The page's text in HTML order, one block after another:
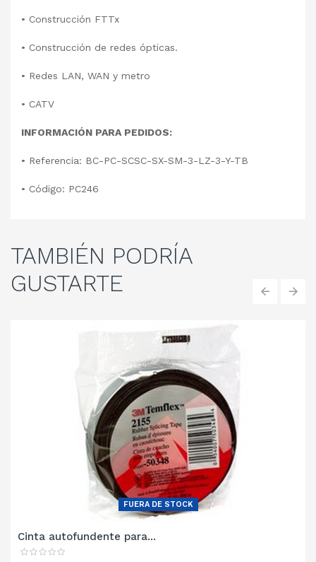
• Construcción FTTx
• Construcción de redes ópticas.
• Redes LAN, WAN y metro
• CATV
INFORMACIÓN PARA PEDIDOS:
• Referencia: BC-PC-SCSC-SX-SM-3-LZ-3-Y-TB
• Código: PC246
TAMBIÉN PODRÍA
GUSTARTE
FUERA DE STOCK
Cinta autofundente para...